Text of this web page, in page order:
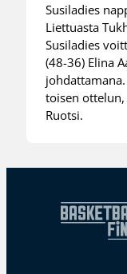
Susiladies
Liettuasta
Susiladies
(48-36) Elina
toisen
Ruotsi.